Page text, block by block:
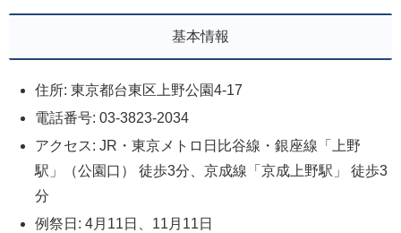
基本情報
住所: 東京都台東区上野公園4-17
電話番号: 03-3823-2034
アクセス: JR・東京メトロ日比谷線・銀座線「上野
駅」（公園口） 徒歩3分、京成線「京成上野駅」 徒歩3
分
例祭日: 4月11日、11月11日